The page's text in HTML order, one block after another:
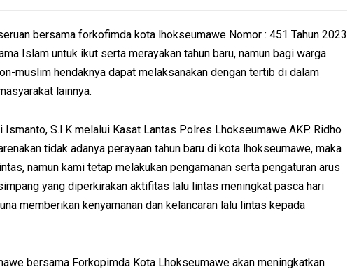
bersama forkofimda kota lhokseumawe Nomor : 451 Tahun 2023
Islam untuk ikut serta merayakan tahun baru, namun bagi warga
muslim hendaknya dapat melaksanakan dengan tertib di dalam
lainnya.
Ismanto, S.I.K melalui Kasat Lantas Polres Lhokseumawe AKP. Ridho
tidak adanya perayaan tahun baru di kota lhokseumawe, maka
namun kami tetap melakukan pengamanan serta pengaturan arus
yang diperkirakan aktifitas lalu lintas meningkat pasca hari
memberikan kenyamanan dan kelancaran lalu lintas kepada
bersama Forkopimda Kota Lhokseumawe akan meningkatkan